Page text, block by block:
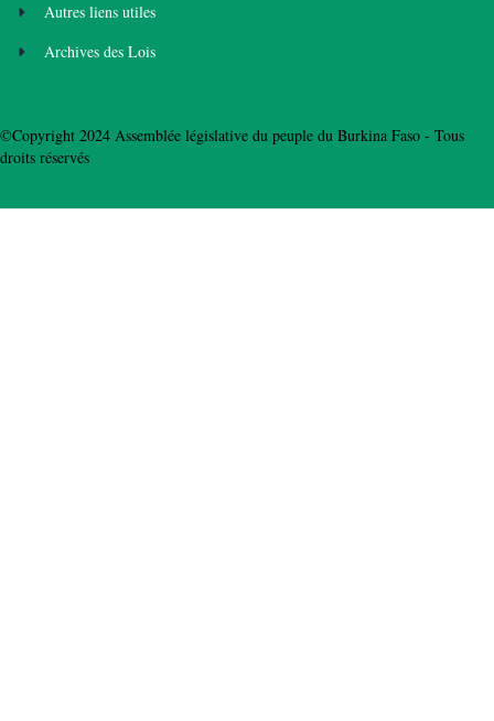
Autres liens utiles
Archives des Lois
©Copyright 2024 Assemblée législative du peuple du Burkina Faso - Tous
droits réservés